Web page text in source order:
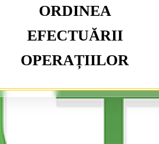
ORDINEA
EFECTUĂRII
OPERAȚIILOR